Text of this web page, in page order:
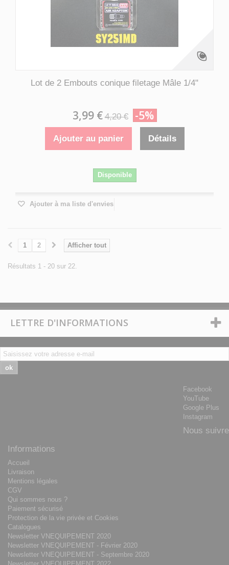
Lot de 2 Embouts conique filetage Mâle 1/4"
3,99 € 4,20 € -5%
Ajouter au panier Détails
Disponible
Ajouter à ma liste d'envies
Afficher tout
1 2
Résultats 1 - 20 sur 22.
LETTRE D'INFORMATIONS
ok
Facebook
YouTube
Google Plus
Instagram
Nous suivre
Informations
Accueil
Livraison
Mentions légales
CGV
Qui sommes nous ?
Paiement sécurisé
Protection de la vie privée et Cookies
Catalogues
Newsletter VNEQUIPEMENT 2020
Newsletter VNEQUIPEMENT - Février 2020
Newsletter VNEQUIPEMENT - Septembre 2020